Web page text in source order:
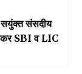
सयुंक्त संसदीय
लेकर SBI व LIC